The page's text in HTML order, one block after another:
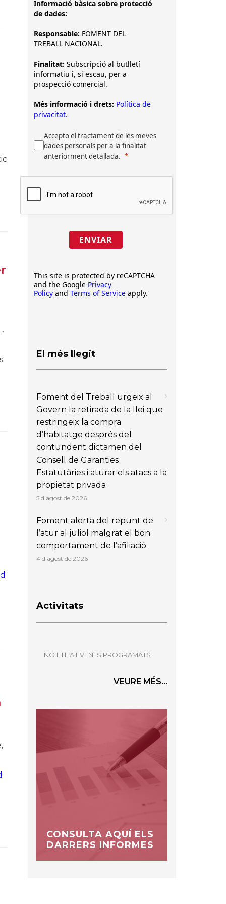
Informació bàsica sobre protecció
de dades:
Responsable: FOMENT DEL
TREBALL NACIONAL.
Finalitat: Subscripció al butlletí
informatiu i, si escau, per a
prospecció comercial.
Més informació i drets: Política de
privacitat.
Accepto el tractament de les meves
dades personals per a la finalitat
anteriorment detallada.
ENVIAR
This site is protected by reCAPTCHA
and the Google Privacy
Policy and Terms of Service apply.
El més llegit
Foment del Treball urgeix al
Govern la retirada de la llei que
restringeix la compra
d’habitatge després del
contundent dictamen del
Consell de Garanties
Estatutàries i aturar els atacs a la
propietat privada
5 d'agost de 2026
Foment alerta del repunt de
l’atur al juliol malgrat el bon
comportament de l’afiliació
4 d'agost de 2026
Activitats
NO HI HA EVENTS PROGRAMATS
VEURE MÉS...
CONSULTA AQUÍ ELS
DARRERS INFORMES